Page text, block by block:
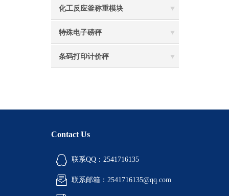
化工反应釜称重模块
特殊电子磅秤
条码打印计价秤
Contact Us
联系QQ：2541716135
联系邮箱：2541716135@qq.com